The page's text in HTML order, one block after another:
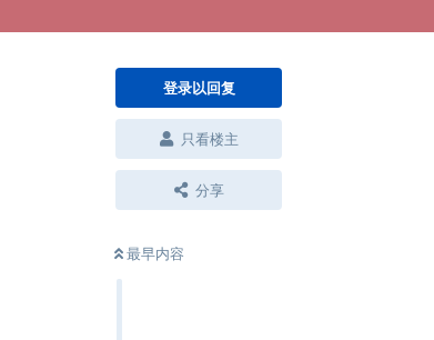
登录以回复
只看楼主
分享
最早内容